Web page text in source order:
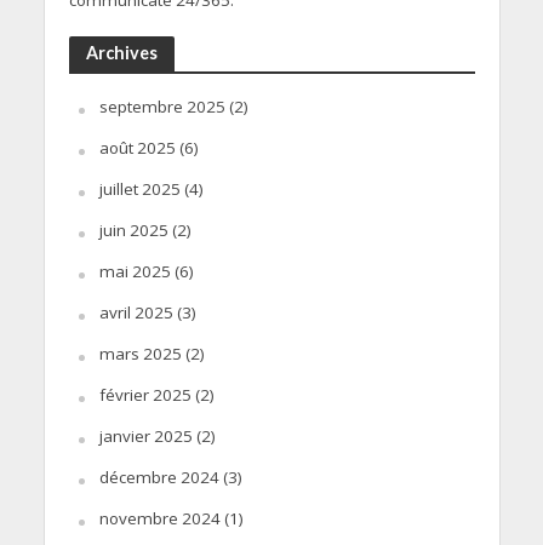
Archives
septembre 2025 (2)
août 2025 (6)
juillet 2025 (4)
juin 2025 (2)
mai 2025 (6)
avril 2025 (3)
mars 2025 (2)
février 2025 (2)
janvier 2025 (2)
décembre 2024(3)
novembre 2024(1)